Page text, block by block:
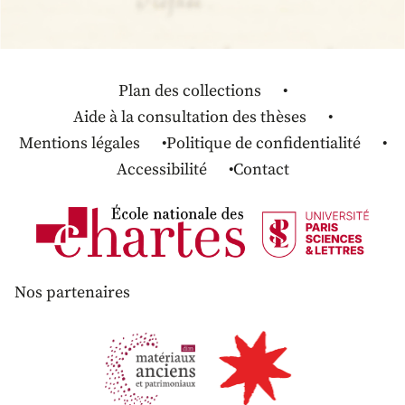
Plan des collections
Aide à la consultation des thèses
Mentions légales
Politique de confidentialité
Accessibilité
Contact
Nos partenaires